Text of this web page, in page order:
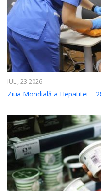
IUL., 23 2026
Ziua Mondială a Hepatitei –